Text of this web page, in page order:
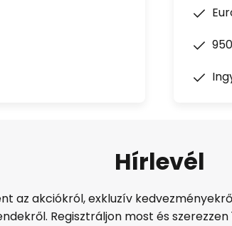
Hírlevél
az akciókról, exkluzív
Regisztráljon most és szerezzen